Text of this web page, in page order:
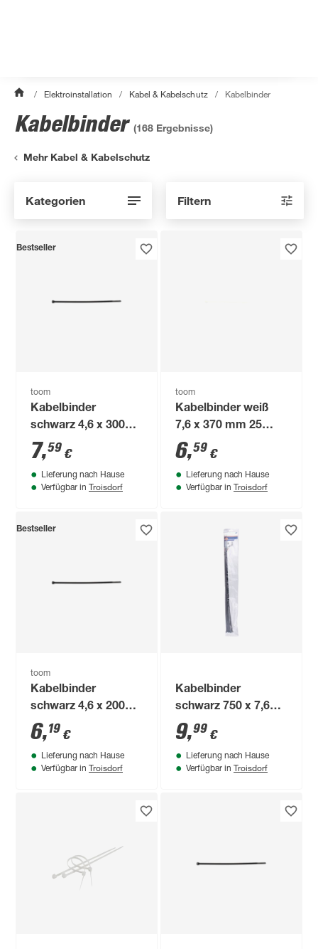
/ Elektroinstallation / Kabel & Kabelschutz / Kabelbinder
Kabelbinder (168 Ergebnisse)
Mehr Kabel & Kabelschutz
Kategorien Filtern
Bestseller
toom
Kabelbinder
schwarz 4,6 x 300
mm 100 Stück
7,59 €
Lieferung nach Hause
Verfügbar in Troisdorf
toom
Kabelbinder weiß
7,6 x 370 mm 25
Stück
6,59 €
Lieferung nach Hause
Verfügbar in Troisdorf
Bestseller
toom
Kabelbinder
schwarz 4,6 x 200
mm 100 Stück
6,19 €
Lieferung nach Hause
Verfügbar in Troisdorf
Kabelbinder
schwarz 750 x 7,6
mm 25 Stück
9,99 €
Lieferung nach Hause
Verfügbar in Troisdorf